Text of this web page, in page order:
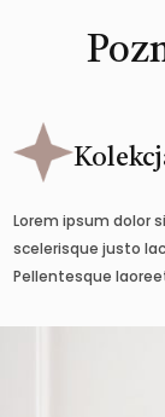
Lorem ipsum dolor
scelerisque justo
Pellentesque